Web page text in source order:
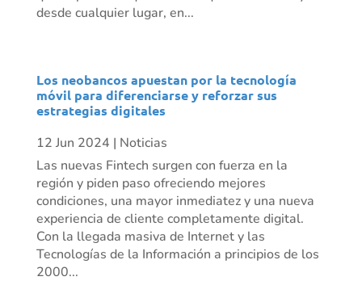
desde cualquier lugar, en...
Los neobancos apuestan por la tecnología
móvil para diferenciarse y reforzar sus
estrategias digitales
12 Jun 2024 | Noticias
Las nuevas Fintech surgen con fuerza en la
región y piden paso ofreciendo mejores
condiciones, una mayor inmediatez y una nueva
experiencia de cliente completamente digital.
Con la llegada masiva de Internet y las
Tecnologías de la Información a principios de los
2000...